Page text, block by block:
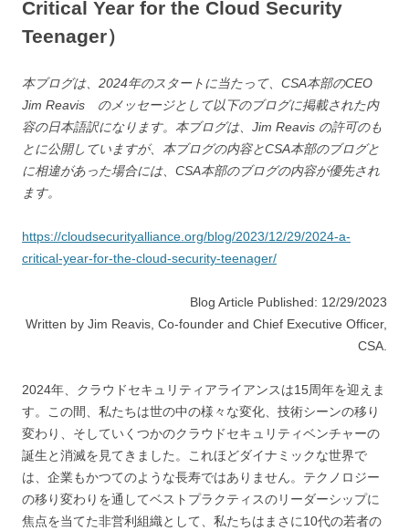
Critical Year for the Cloud Security
Teenager）
本ブログは、2024年のスタートに当たって、CSA本部のCEO
Jim Reavis のメッセージとして以下のブログに掲載された内
容の日本語訳になります。本ブログは、Jim Reavis の許可のも
とに公開していますが、本ブログの内容とCSA本部のブログと
に相違があった場合には、CSA本部のブログの内容が優先され
ます。
https://cloudsecurityalliance.org/blog/2023/12/29/2024-a-
critical-year-for-the-cloud-security-teenager/
Blog Article Published: 12/29/2023
Written by Jim Reavis, Co-founder and Chief Executive Officer,
CSA.
2024年、クラウドセキュリティアライアンスは15周年を迎えま
す。この間、私たちは世の中の様々な変化、技術シーンの移り
変わり、そしていくつかのクラウドセキュリティベンチャーの
誕生と消滅を見てきました。これほどダイナミックな世界で
は、企業もかつてのような長寿ではありません。テクノロジー
の移り変わりを通してベストプラクティスのリーダーシップに
焦点を当てた非営利組織として、私たちはまさに10代の若者の